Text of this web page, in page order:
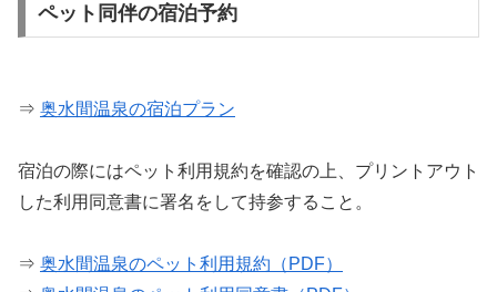
ペット同伴の宿泊予約
⇒ 奥水間温泉の宿泊プラン
宿泊の際にはペット利用規約を確認の上、プリントアウト
した利用同意書に署名をして持参すること。
⇒ 奥水間温泉のペット利用規約（PDF）